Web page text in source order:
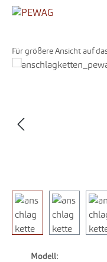
Für größere Ansicht auf
Bildergalerie
Modell: